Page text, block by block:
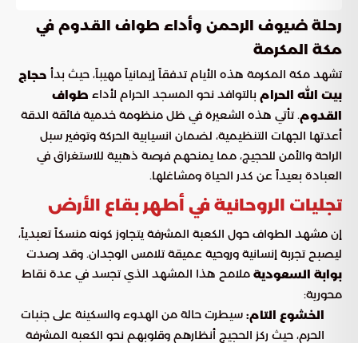
رحلة ضيوف الرحمن وأداء طواف القدوم في
مكة المكرمة
تشهد مكة المكرمة هذه الأيام تدفقاً إيمانياً مهيباً، حيث بدأ حجاج
بيت الله الحرام بالتوافد نحو المسجد الحرام لأداء طواف
القدوم. تأتي هذه الشعيرة في ظل منظومة خدمية فائقة الدقة
أعدتها الجهات التنظيمية، لضمان انسيابية الحركة وتوفير سبل
الراحة والأمن للحجيج، مما يمنحهم فرصة ذهبية للاستغراق في
العبادة بعيداً عن كدر الحياة ومشاغلها.
تجليات الروحانية في أطهر بقاع الأرض
إن مشهد الطواف حول الكعبة المشرفة يتجاوز كونه منسكاً تعبدياً،
ليصبح تجربة إنسانية وروحية عميقة تلامس الوجدان. وقد رصدت
بوابة السعودية ملامح هذا المشهد الذي تجسد في عدة نقاط
محورية:
الخشوع التام: سيطرت حالة من الهدوء والسكينة على جنبات
الحرم، حيث ركز الحجيج أنظارهم وقلوبهم نحو الكعبة المشرفة